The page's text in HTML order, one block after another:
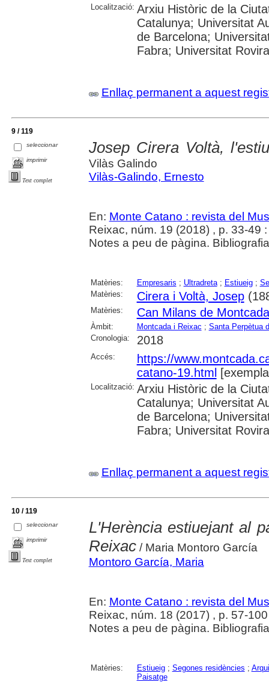
Localització: Arxiu Històric de la
Catalunya; Universitat
de Barcelona;
Fabra; Universitat
Enllaç permanent a aquest
9 / 119
seleccionar
imprimir
Text complet
Josep Cirera Voltà,
Vilàs Galindo
Vilàs-Galindo, Ernesto
En: Monte Catano : revista del
Reixac, núm. 19 (2018) , p. 33-49 :
Notes a peu de pàgina.
Matèries: Empresaris ; Ultradreta; Estiueig;
Matèries:
Cirera i Voltà, Josep
Matèries: Can Milans de
Àmbit: Montcada i Reixac ; Santa Perpètua
Cronologia:
2018
Accés:
https://
catano-19.html
Localització: Arxiu Històric de la
Catalunya; Universitat
de Barcelona;
Fabra; Universitat
Enllaç permanent a aquest
10 / 119
seleccionar
imprimir
Text complet
L'Herència estiuejant al
Reixac/ Maria Montoro García
Montoro García, Maria
En: Monte Catano : revista del
Reixac, núm. 18 (2017) , p. 57-100
Notes a peu de pàgina.
Matèries: Estiueig; Segones residències ;
Paisatge